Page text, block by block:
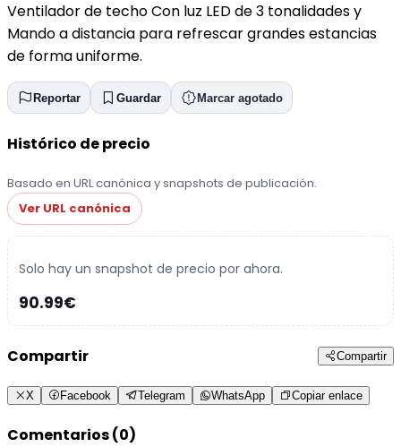
Ventilador de techo Con luz LED de 3 tonalidades y
Mando a distancia para refrescar grandes estancias
de forma uniforme.
Reportar Guardar Marcar agotado
Histórico de precio
Basado en URL canónica y snapshots de publicación.
Ver URL canónica
Solo hay un snapshot de precio por ahora.
90.99€
Compartir Compartir
X Facebook Telegram WhatsApp Copiar enlace
Comentarios (0)